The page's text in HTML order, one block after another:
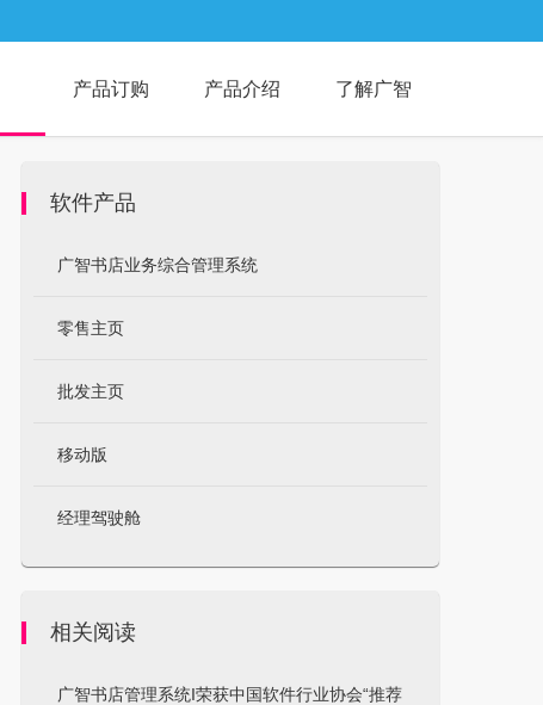
产品订购 产品介绍 了解广智
软件产品
广智书店业务综合管理系统
零售主页
批发主页
移动版
经理驾驶舱
相关阅读
广智书店管理系统I荣获中国软件行业协会“推荐